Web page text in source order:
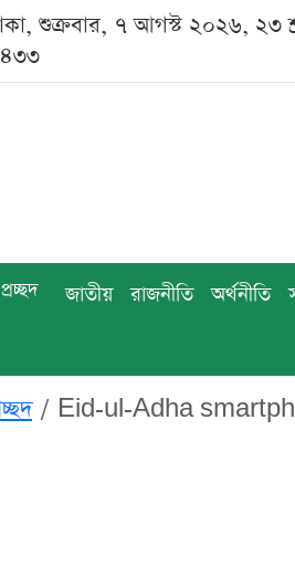
শুক্রবার, ৭ আগস্ট ২০২৬, ২৩
প্রচ্ছদ জাতীয় রাজনীতি অর্থনীতি
Eid-ul-Adha